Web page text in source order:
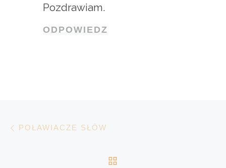
Pozdrawiam.
ODPOWIEDZ
Nawigacja wpisu
POŁAWIACZE SŁÓW